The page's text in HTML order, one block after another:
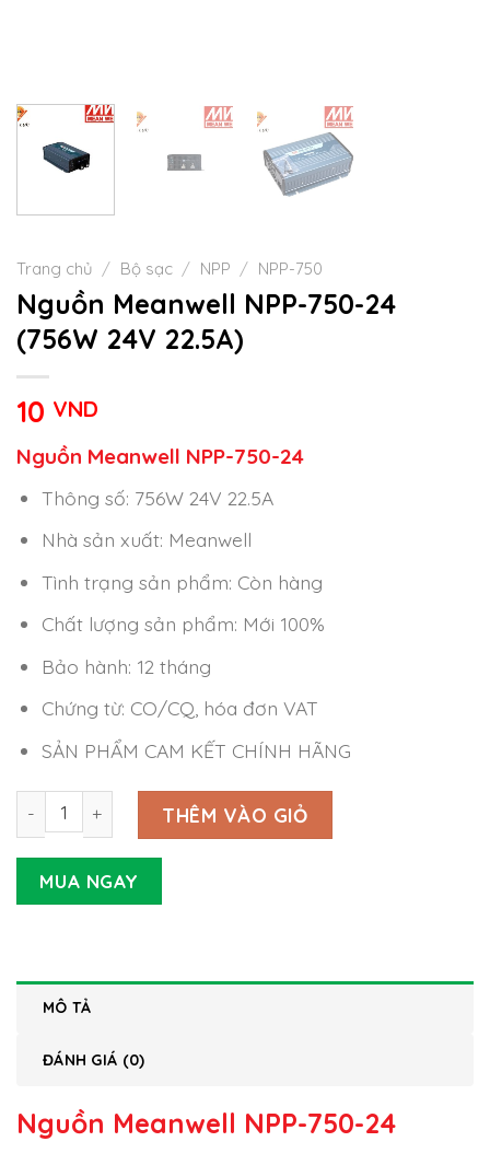
Trang chủ / Bộ sạc / NPP / NPP-750
Nguồn Meanwell NPP-750-24
(756W 24V 22.5A)
10 VND
Nguồn Meanwell NPP-750-24
Thông số: 756W 24V 22.5A
Nhà sản xuất: Meanwell
Tình trạng sản phẩm: Còn hàng
Chất lượng sản phẩm: Mới 100%
Bảo hành: 12 tháng
Chứng từ: CO/CQ, hóa đơn VAT
SẢN PHẨM CAM KẾT CHÍNH HÃNG
Nguồn Meanwell NPP-750-24 (756W 24V 22.5A) số lượng
THÊM VÀO GIỎ
MUA NGAY
MÔ TẢ
ĐÁNH GIÁ (0)
Nguồn Meanwell NPP-750-24